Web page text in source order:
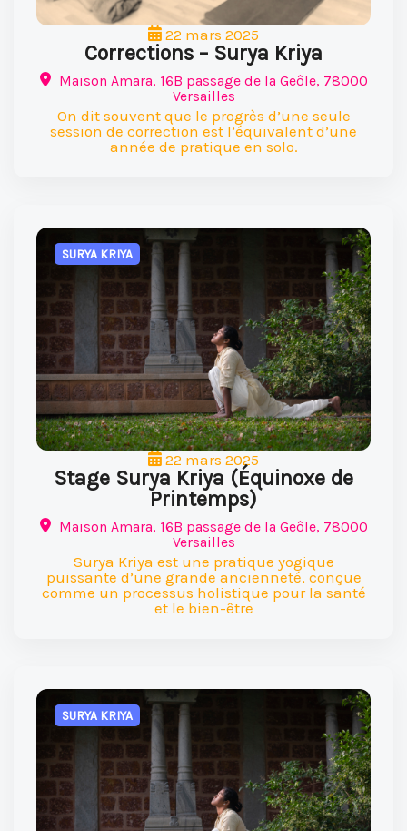
22 mars 2025
Corrections – Surya Kriya
Maison Amara, 16B passage de la Geôle, 78000
Versailles
On dit souvent que le progrès d’une seule
session de correction est l’équivalent d’une
année de pratique en solo.
SURYA KRIYA
22 mars 2025
Stage Surya Kriya (Équinoxe de
Printemps)
Maison Amara, 16B passage de la Geôle, 78000
Versailles
Surya Kriya est une pratique yogique
puissante d’une grande ancienneté, conçue
comme un processus holistique pour la santé
et le bien-être
SURYA KRIYA